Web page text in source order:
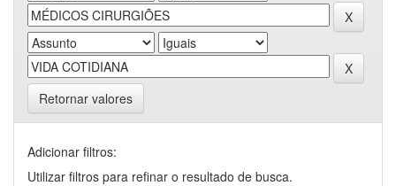
Retornar valores
Adicionar filtros:
Utilizar filtros para refinar o resultado de busca.